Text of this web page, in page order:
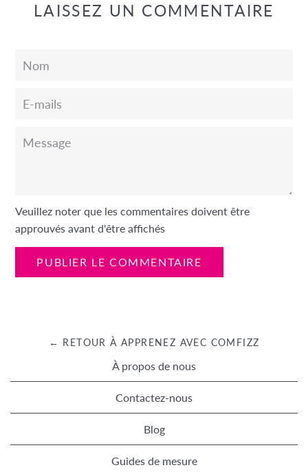
LAISSEZ UN COMMENTAIRE
Nom
E-
Message
Veuillez noter que les commentaires doivent être
approuvés avant d'être affichés
← RETOUR À APPRENEZ AVEC COMFIZZ
À propos de nous
Contactez-nous
Blog
Guides de mesure